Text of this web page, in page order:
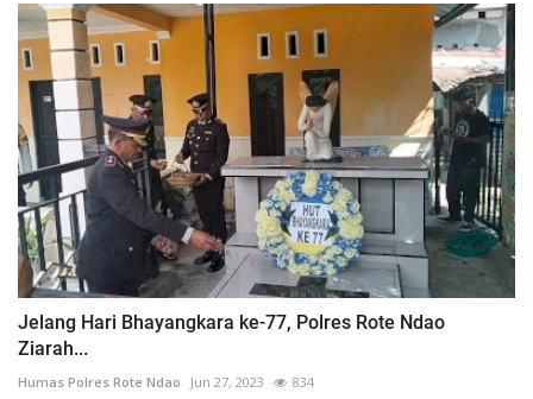
Jelang Hari Bhayangkara ke-77, Polres Rote Ndao
Ziarah...
Humas Polres Rote Ndao Jun 27, 2023 834